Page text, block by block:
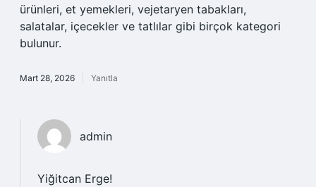
ürünleri, et yemekleri, vejetaryen tabakları,
salatalar, içecekler ve tatlılar gibi birçok kategori
bulunur.
Mart 28, 2026 Yanıtla
admin
Yiğitcan Erge!